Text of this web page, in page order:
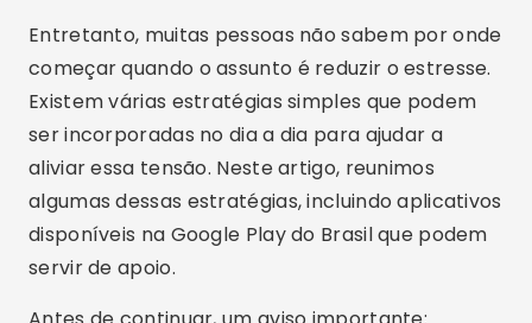
Entretanto, muitas pessoas não sabem por onde
começar quando o assunto é reduzir o estresse.
Existem várias estratégias simples que podem
ser incorporadas no dia a dia para ajudar a
aliviar essa tensão. Neste artigo, reunimos
algumas dessas estratégias, incluindo aplicativos
disponíveis na Google Play do Brasil que podem
servir de apoio.